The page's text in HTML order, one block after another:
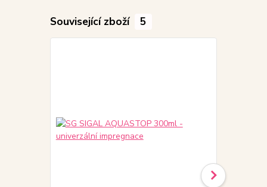
Související zboží 5